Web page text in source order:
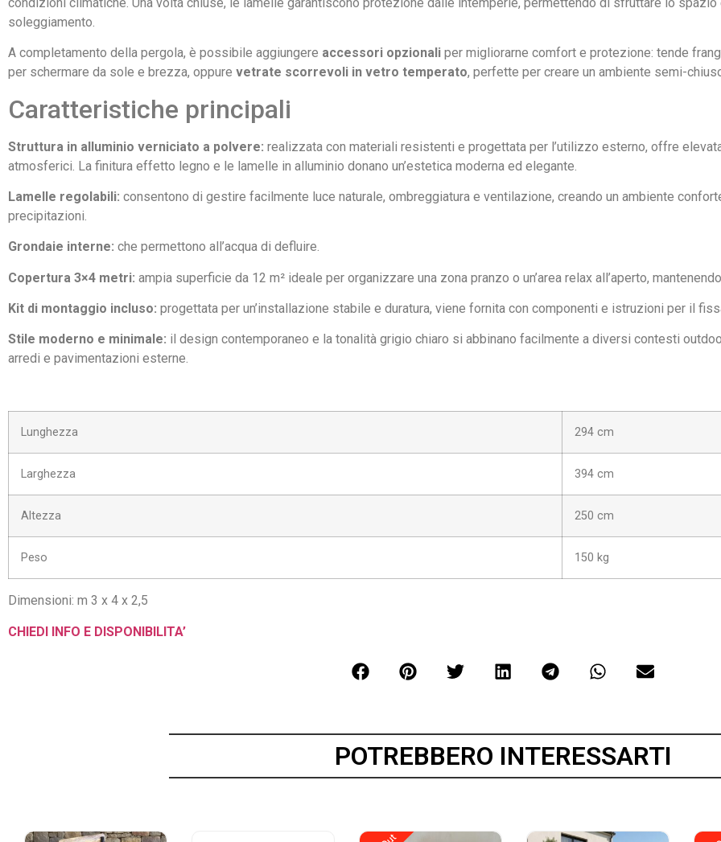
soleggiamento.
A completamento della pergola, è possibile aggiungere accessori opzionali per migliorarne comfort e protezione: tende
per schermare da sole e brezza, oppure vetrate scorrevoli in vetro temperato, perfette per creare un ambiente semi-
Caratteristiche principali
Struttura in alluminio verniciato a polvere: realizzata con materiali resistenti e progettata per l’utilizzo esterno, offre
atmosferici. La finitura effetto legno e le lamelle in alluminio donano un’estetica moderna ed elegante.
Lamelle regolabili: consentono di gestire facilmente luce naturale, ombreggiatura e ventilazione, creando un ambiente
precipitazioni.
Grondaie interne: che permettono all’acqua di defluire.
Copertura 3×4 metri: ampia superficie da 12 m² ideale per organizzare una zona pranzo o un’area relax all’aperto,
Kit di montaggio incluso: progettata per un’installazione stabile e duratura, viene fornita con componenti e istruzioni per il
Stile moderno e minimale: il design contemporaneo e la tonalità grigio chiaro si abbinano facilmente a diversi contesti
arredi e pavimentazioni esterne.
Lunghezza 294 cm
Larghezza 394 cm
Altezza 250 cm
Peso 150 kg
Dimensioni: m 3 x 4 x 2,5
CHIEDI INFO E DISPONIBILITA’
POTREBBERO INTERESSARTI